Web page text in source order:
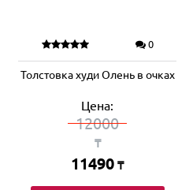
0
Толстовка худи Олень в очках
Цена:
12000
₸
11490 ₸